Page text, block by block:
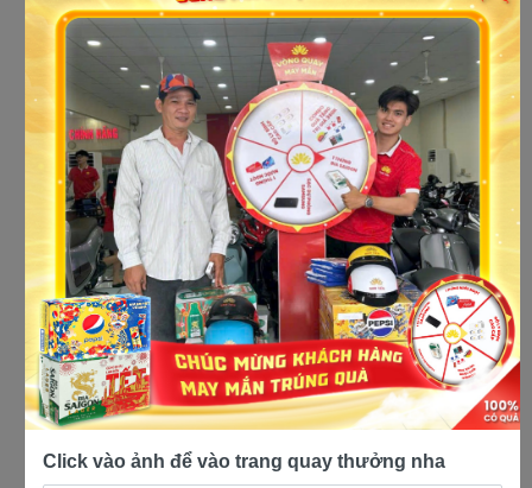
Cửa hàng xe máy yamaha giá rẻ
Click vào ảnh để vào trang quay thưởng nha